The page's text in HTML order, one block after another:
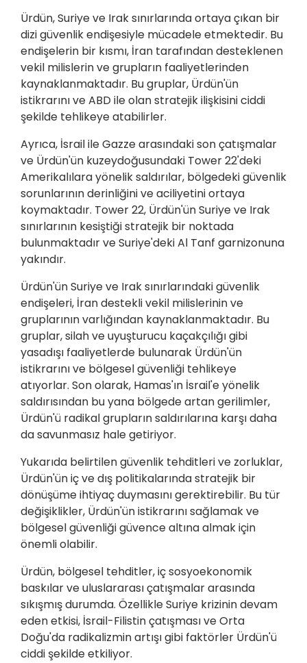
Ürdün, Suriye ve Irak sınırlarında ortaya çıkan bir
dizi güvenlik endişesiyle mücadele etmektedir. Bu
endişelerin bir kısmı, İran tarafından desteklenen
vekil milislerin ve grupların faaliyetlerinden
kaynaklanmaktadır. Bu gruplar, Ürdün'ün
istikrarını ve ABD ile olan stratejik ilişkisini ciddi
şekilde tehlikeye atabilirler.
Ayrıca, İsrail ile Gazze arasındaki son çatışmalar
ve Ürdün'ün kuzeydoğusundaki Tower 22'deki
Amerikalılara yönelik saldırılar, bölgedeki güvenlik
sorunlarının derinliğini ve aciliyetini ortaya
koymaktadır. Tower 22, Ürdün'ün Suriye ve Irak
sınırlarının kesiştiği stratejik bir noktada
bulunmaktadır ve Suriye'deki Al Tanf garnizonuna
yakındır.
Ürdün'ün Suriye ve Irak sınırlarındaki güvenlik
endişeleri, İran destekli vekil milislerinin ve
gruplarının varlığından kaynaklanmaktadır. Bu
gruplar, silah ve uyuşturucu kaçakçılığı gibi
yasadışı faaliyetlerde bulunarak Ürdün'ün
istikrarını ve bölgesel güvenliği tehlikeye
atıyorlar. Son olarak, Hamas'ın İsrail'e yönelik
saldırısından bu yana bölgede artan gerilimler,
Ürdün'ü radikal grupların saldırılarına karşı daha
da savunmasız hale getiriyor.
Yukarıda belirtilen güvenlik tehditleri ve zorluklar,
Ürdün'ün iç ve dış politikalarında stratejik bir
dönüşüme ihtiyaç duymasını gerektirebilir. Bu tür
değişiklikler, Ürdün'ün istikrarını sağlamak ve
bölgesel güvenliği güvence altına almak için
önemli olabilir.
Ürdün, bölgesel tehditler, iç sosyoekonomik
baskılar ve uluslararası çatışmalar arasında
sıkışmış durumda. Özellikle Suriye krizinin devam
eden etkisi, İsrail-Filistin çatışması ve Orta
Doğu'da radikalizmin artışı gibi faktörler Ürdün'ü
ciddi şekilde etkiliyor.